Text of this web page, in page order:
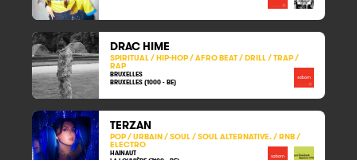
DRAC HIME
SPIRITUAL / HIP-HOP / AFRO BEAT / DRILL / TRAP /
RAP
BRUXELLES
BRUXELLES (1000 - BE)
TERZAN
POP / URBAIN / SOUL / SOUL ALTERNATIVE. / RNB /
ELECTRO
HAINAUT